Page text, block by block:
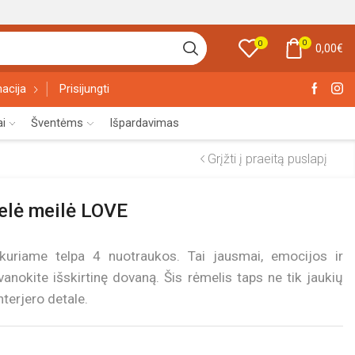
0 0 0,00€
Prisijungti
Šventėms Išpardavimas
Grįžti į praeitą puslapį
meilė LOVE
telpa 4 nuotraukos. Tai jausmai, emocijos ir
išskirtinę dovaną. Šis rėmelis taps ne tik jaukių
detale.